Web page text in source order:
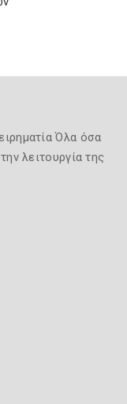
Όλα όσα
λειτουργία της